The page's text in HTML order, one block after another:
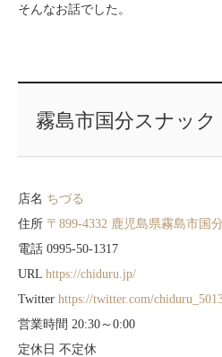
そんなお話でした。
霧島市国分スナック
店名 ちづる
住所 〒899-4332 鹿児島県霧島市国
電話 0995-50-1317
URL https://chiduru.jp/
Twitter https://twitter.com/
営業時間 20:30～0:00
定休日 不定休